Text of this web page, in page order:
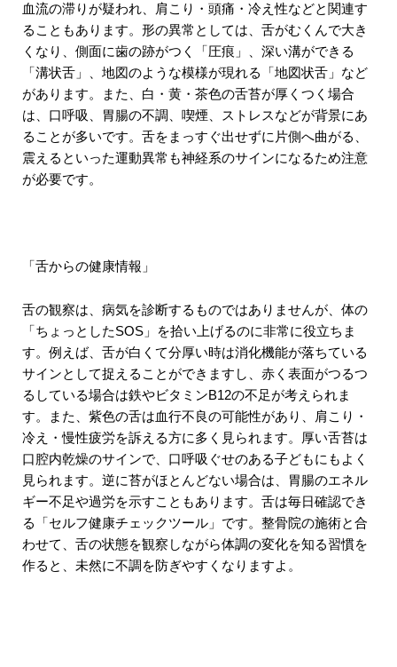
血流の滞りが疑われ、肩こり・頭痛・冷え性などと関連す
ることもあります。形の異常としては、舌がむくんで大き
くなり、側面に歯の跡がつく「圧痕」、深い溝ができる
「溝状舌」、地図のような模様が現れる「地図状舌」など
があります。また、白・黄・茶色の舌苔が厚くつく場合
は、口呼吸、胃腸の不調、喫煙、ストレスなどが背景にあ
ることが多いです。舌をまっすぐ出せずに片側へ曲がる、
震えるといった運動異常も神経系のサインになるため注意
が必要です。
「舌からの健康情報」
舌の観察は、病気を診断するものではありませんが、体の
「ちょっとしたSOS」を拾い上げるのに非常に役立ちま
す。例えば、舌が白くて分厚い時は消化機能が落ちている
サインとして捉えることができますし、赤く表面がつるつ
るしている場合は鉄やビタミンB12の不足が考えられま
す。また、紫色の舌は血行不良の可能性があり、肩こり・
冷え・慢性疲労を訴える方に多く見られます。厚い舌苔は
口腔内乾燥のサインで、口呼吸ぐせのある子どもにもよく
見られます。逆に苔がほとんどない場合は、胃腸のエネル
ギー不足や過労を示すこともあります。舌は毎日確認でき
る「セルフ健康チェックツール」です。整骨院の施術と合
わせて、舌の状態を観察しながら体調の変化を知る習慣を
作ると、未然に不調を防ぎやすくなりますよ。